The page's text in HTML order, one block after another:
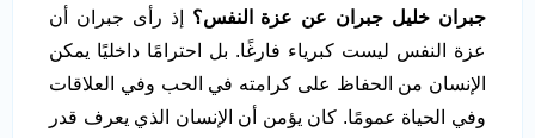
جبران خليل جبران عن عزة النفس؟ إذ رأى جبران أن
عزة النفس ليست كبرياء فارغًا. بل احترامًا داخليًا يمكن
الإنسان من الحفاظ على كرامته في الحب وفي العلاقات
وفي الحياة عمومًا. كان يؤمن أن الإنسان الذي يعرف قدر